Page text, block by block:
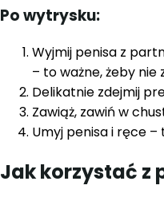
Po wytrysku:
Wyjmij penisa z
– to ważne, żeby nie
Delikatnie zdejmij
Zawiąż, zawiń w
Umyj penisa i ręce –
Jak korzystać z